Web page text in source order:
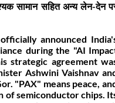
सामान सहित अन्य लेन-देन
announced
during the "AI
strategic agreement
Ashwini Vaishnav
"PAX" means peace,
of semiconductor chips.